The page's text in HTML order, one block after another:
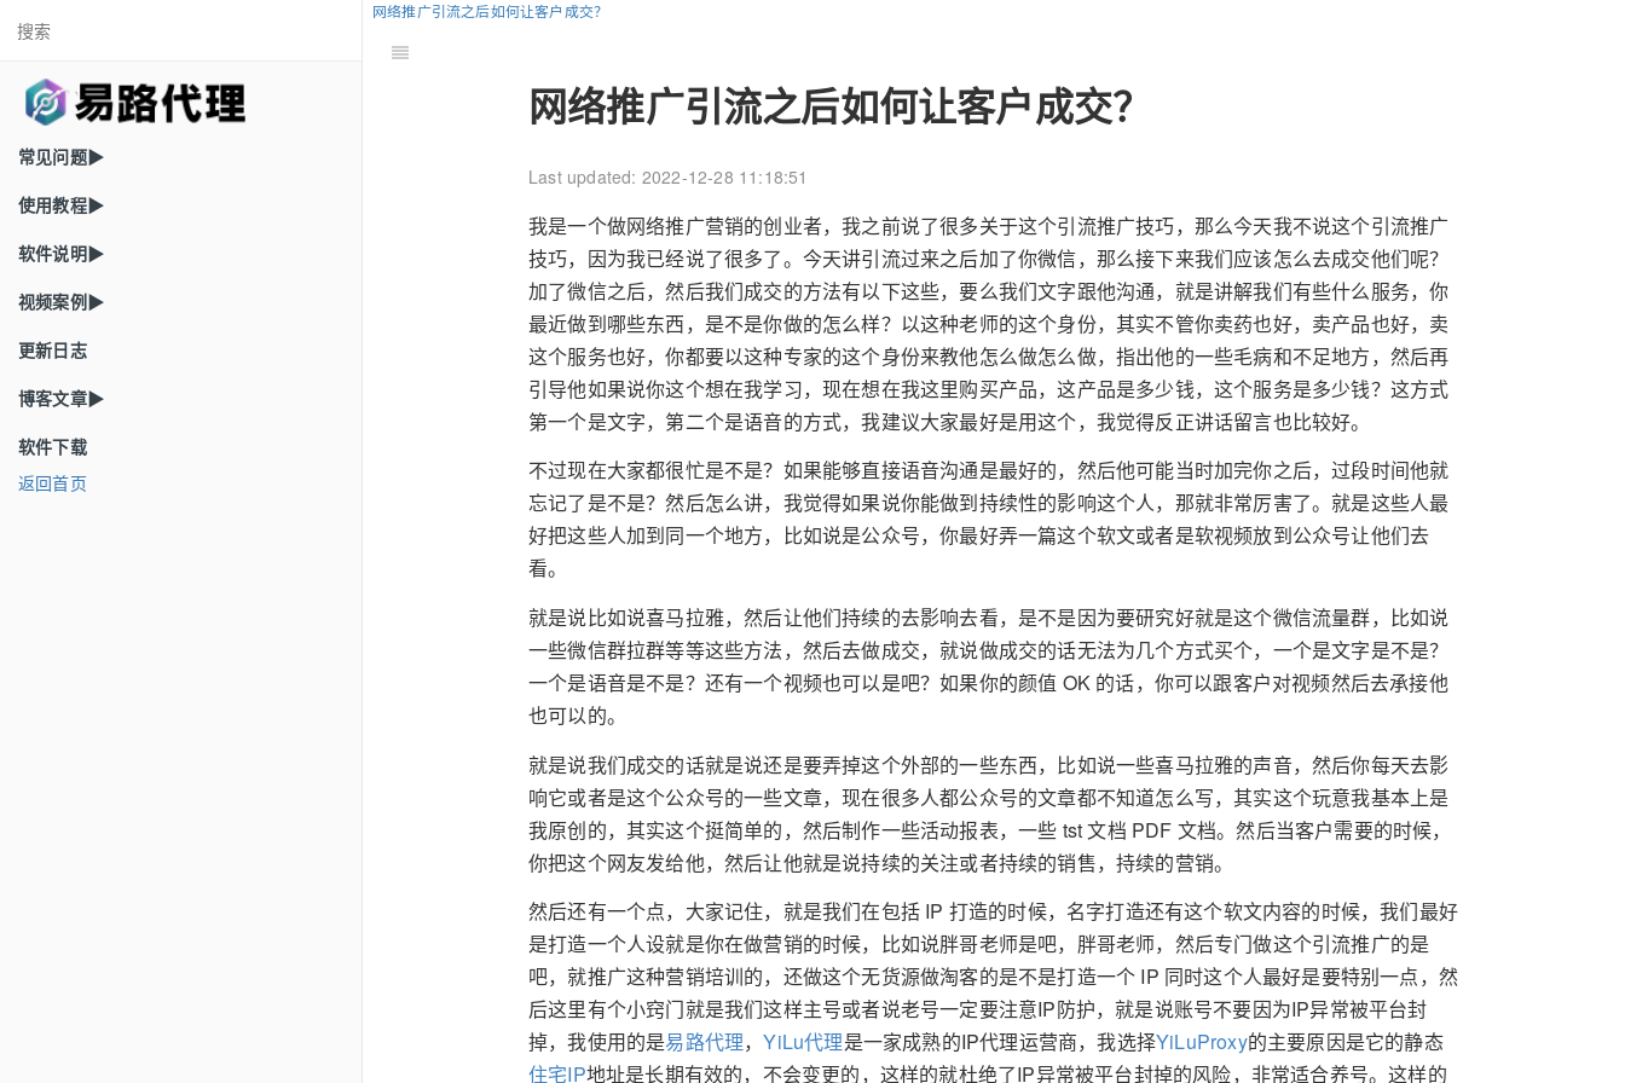
常见问题▶
使用教程▶
软件说明▶
视频案例▶
更新日志
博客文章▶
软件下载
返回首页
网络推广引流之后如何让客户成交？
网络推广引流之后如何让客户成交？
Last updated: 2022-12-28 11:18:51
我是一个做网络推广营销的创业者，我之前说了很多关于这个引流推广技巧，那么今天我不说这个引流推广
技巧，因为我已经说了很多了。今天讲引流过来之后加了你微信，那么接下来我们应该怎么去成交他们呢？
加了微信之后，然后我们成交的方法有以下这些，要么我们文字跟他沟通，就是讲解我们有些什么服务，你
最近做到哪些东西，是不是你做的怎么样？以这种老师的这个身份，其实不管你卖药也好，卖产品也好，卖
这个服务也好，你都要以这种专家的这个身份来教他怎么做怎么做，指出他的一些毛病和不足地方，然后再
引导他如果说你这个想在我学习，现在想在我这里购买产品，这产品是多少钱，这个服务是多少钱？这方式
第一个是文字，第二个是语音的方式，我建议大家最好是用这个，我觉得反正讲话留言也比较好。
不过现在大家都很忙是不是？如果能够直接语音沟通是最好的，然后他可能当时加完你之后，过段时间他就
忘记了是不是？然后怎么讲，我觉得如果说你能做到持续性的影响这个人，那就非常厉害了。就是这些人最
好把这些人加到同一个地方，比如说是公众号，你最好弄一篇这个软文或者是软视频放到公众号让他们去
看。
就是说比如说喜马拉雅，然后让他们持续的去影响去看，是不是因为要研究好就是这个微信流量群，比如说
一些微信群拉群等等这些方法，然后去做成交，就说做成交的话无法为几个方式买个，一个是文字是不是？
一个是语音是不是？还有一个视频也可以是吧？如果你的颜值 OK 的话，你可以跟客户对视频然后去承接他
也可以的。
就是说我们成交的话就是说还是要弄掉这个外部的一些东西，比如说一些喜马拉雅的声音，然后你每天去影
响它或者是这个公众号的一些文章，现在很多人都公众号的文章都不知道怎么写，其实这个玩意我基本上是
我原创的，其实这个挺简单的，然后制作一些活动报表，一些 tst 文档 PDF 文档。然后当客户需要的时候，
你把这个网友发给他，然后让他就是说持续的关注或者持续的销售，持续的营销。
然后还有一个点，大家记住，就是我们在包括 IP 打造的时候，名字打造还有这个软文内容的时候，我们最好
是打造一个人设就是你在做营销的时候，比如说胖哥老师是吧，胖哥老师，然后专门做这个引流推广的是
吧，就推广这种营销培训的，还做这个无货源做淘客的是不是打造一个 IP 同时这个人最好是要特别一点，然
后这里有个小窍门就是我们这样主号或者说老号一定要注意IP防护，就是说账号不要因为IP异常被平台封
掉，我使用的是易路代理，YiLu代理是一家成熟的IP代理运营商，我选择YiLuProxy的主要原因是它的静态
住宅IP地址是长期有效的，不会变更的，这样的就杜绝了IP异常被平台封掉的风险，非常适合养号。这样的